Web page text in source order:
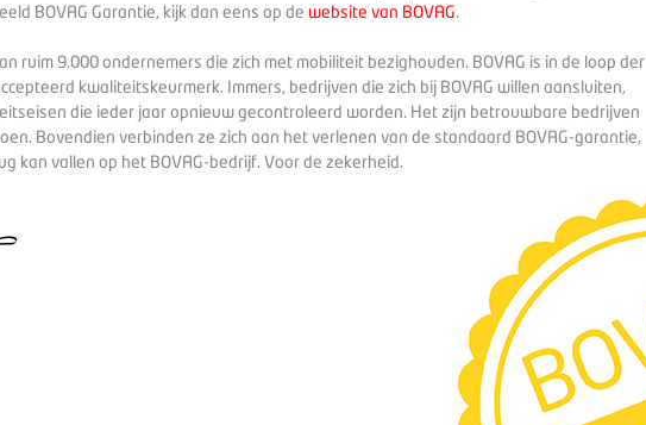
BOVAG Garantie, kijk dan eens op de website van BOVAG.
ruim 9.000 ondernemers die zich met mobiliteit bezighouden. BOVAG is in de loop der
kwaliteitskeurmerk. Immers, bedrijven die zich bij BOVAG willen aansluiten,
die ieder jaar opnieuw gecontroleerd worden. Het zijn betrouwbare bedrijven
Bovendien verbinden ze zich aan het verlenen van de standaard BOVAG-garantie,
kan vallen op het BOVAG-bedrijf. Voor de zekerheid.